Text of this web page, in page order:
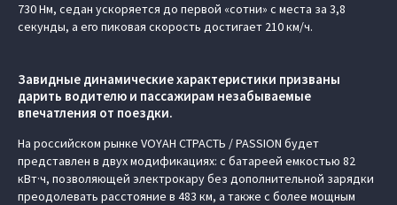
730 Нм, седан ускоряется до первой «сотни» с места за 3,8
секунды, а его пиковая скорость достигает 210 км/ч.
Завидные динамические характеристики призваны
дарить водителю и пассажирам незабываемые
впечатления от поездки.
На российском рынке VOYAH СТРАСТЬ / PASSION будет
представлен в двух модификациях: с батареей емкостью 82
кВт·ч, позволяющей электрокару без дополнительной зарядки
преодолевать расстояние в 483 км, а также с более мощным